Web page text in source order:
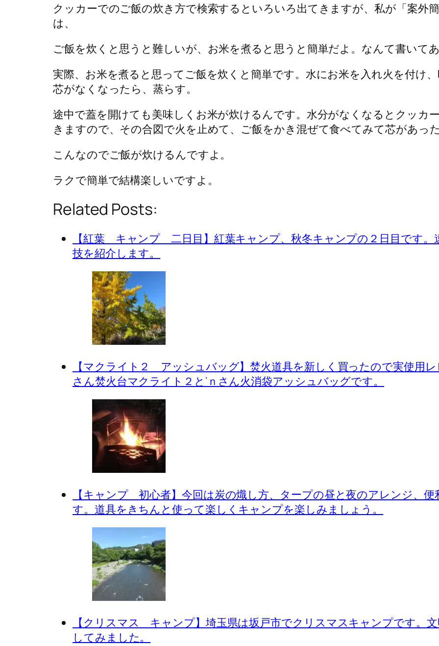
クッカーでのご飯の炊き方で検索するといろいろ出てきますが、私が「案外
は、
ご飯を炊くと思うと難しいが、お米を煮ると思うと簡単だよ。なんて書いて
実際、お米を煮ると思ってご飯を炊くと簡単です。水にお米を入れ火を付け
芯がなくなったら、蒸らす。
途中で蓋を開けても美味しくお米が炊けるんです。水分がなくなるとクッカ
きますので、その合図で火を止めて、ご飯をかき混ぜて食べてみて芯があっ
こんなのでご飯が炊けるんですよ。
ラクで簡単で結構楽しいですよ。
Related Posts:
【紅葉 キャンプ 二日目】紅葉キャンプ、秋冬キャンプの２日目です。
技を紹介します。
【マクライト２ アッシュバッグ】焚火道具を新しく買ったので実使用
さん焚火台マクライト２と’ｎさん火消袋アッシュバッグです。
【キャンプ 初心者】今回は炭の熾し方、タープの昼と夜のアレンジ、
す。道具をきちんと使って楽しくキャンプを楽しみましょう。
【クリスマス キャンプ】埼玉県は坂戸市でクリスマスキャンプです。
してみました。